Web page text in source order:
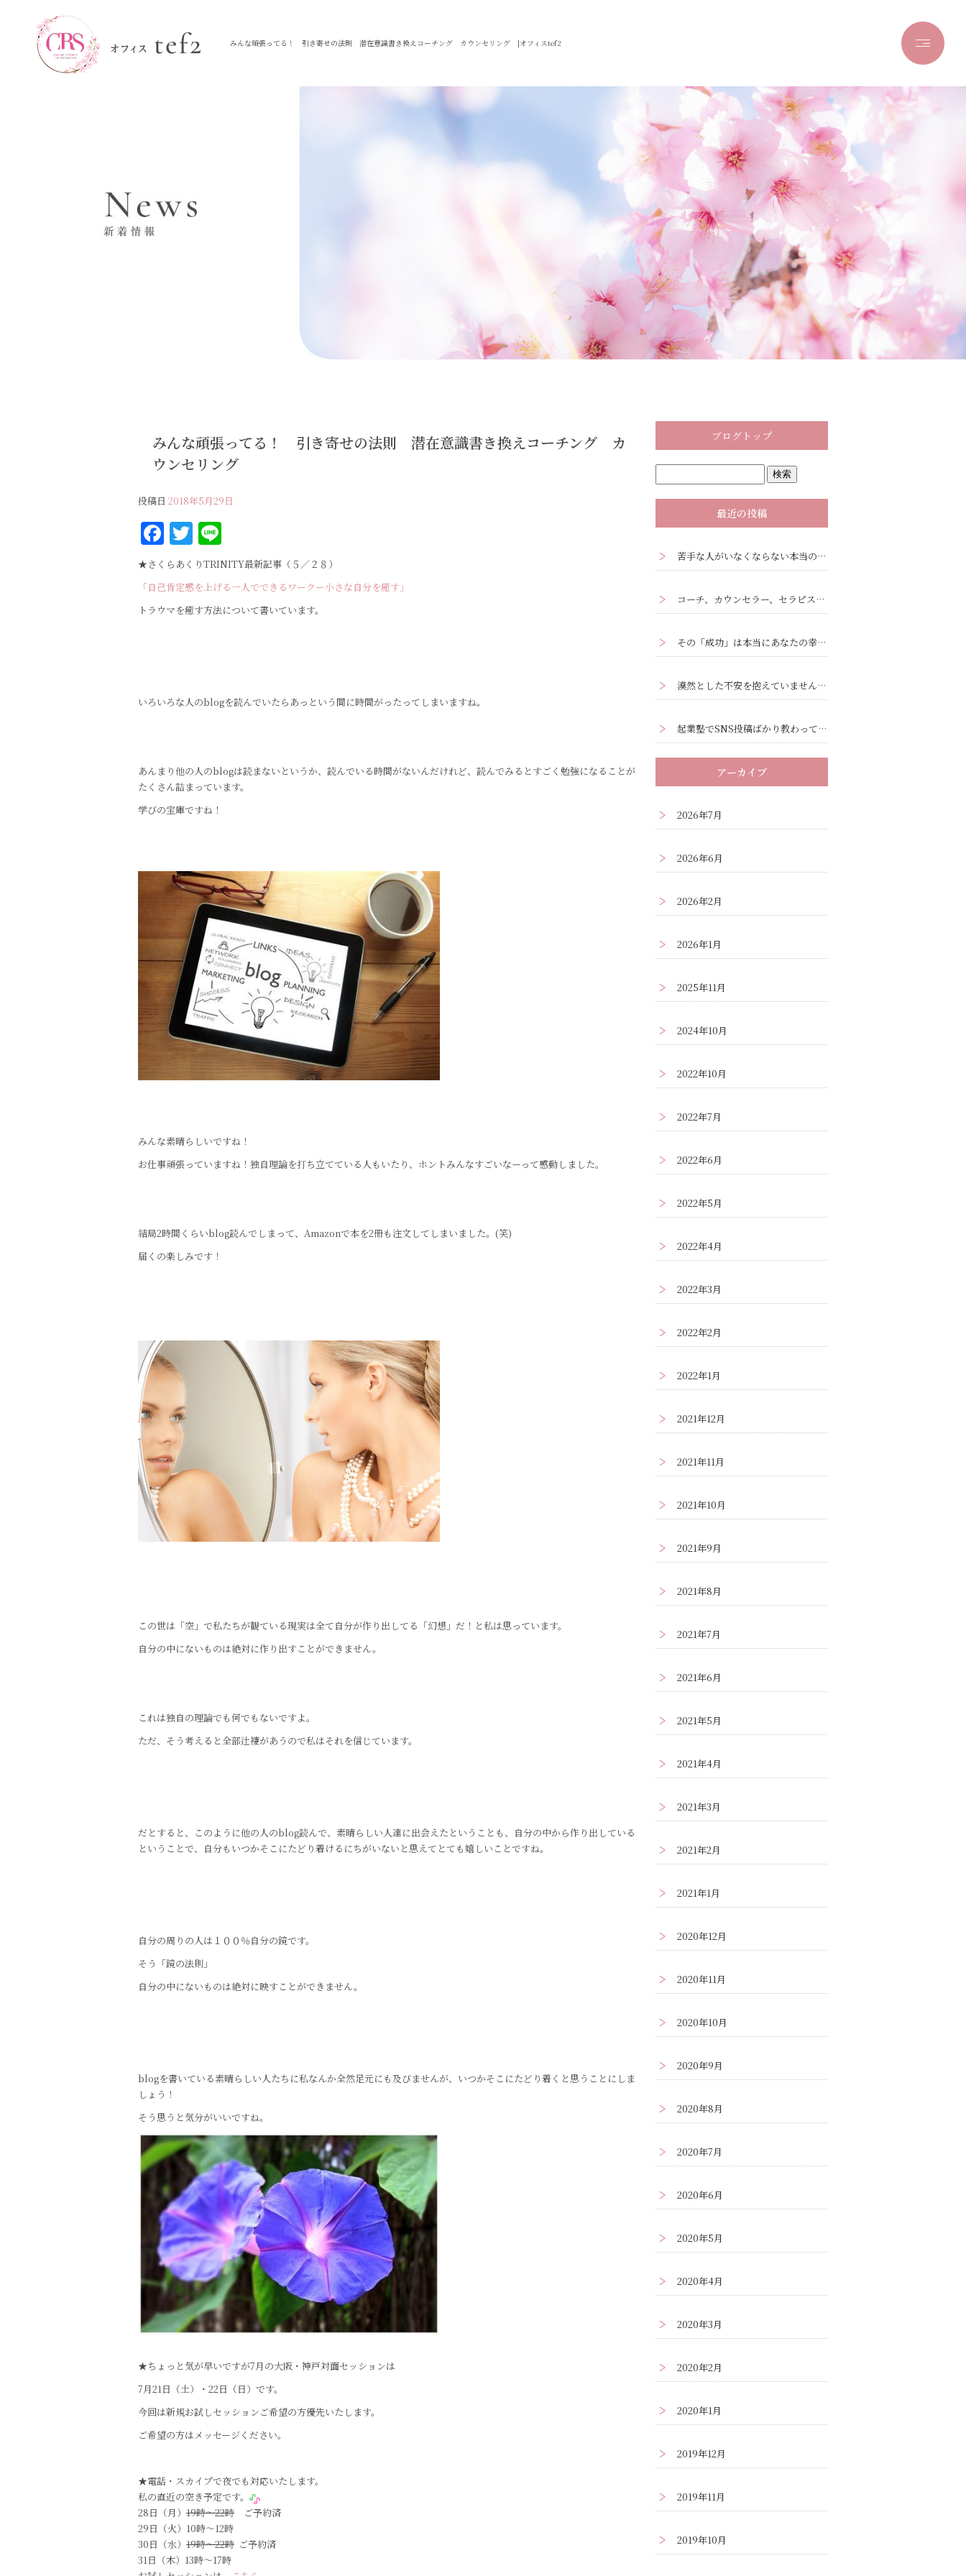
みんな頑張ってる！ 引き寄せの法則 潜在意識書き換えコーチング カウンセリング |オフィスtef2
みんな頑張ってる！ 引き寄せの法則 潜在意識書き換えコーチング カ
ウンセリング
投稿日 2018年5月29日
F
a
c
e
k
T
w
it
te
r
n
e
★さくらあくりTRINITY最新記事（５／２８）
「自己肯定感を上げる一人でできるワークー小さな自分を癒す」
トラウマを癒す方法について書いています。
いろいろな人のblogを読んでいたらあっという間に時間がったってしまいますね。
あんまり他の人のblogは読まないというか、読んでいる時間がないんだけれど、読んでみるとすごく勉強になることが
たくさん詰まっています。
学びの宝庫ですね！
みんな素晴らしいですね！
お仕事頑張っていますね！独自理論を打ち立てている人もいたり、ホントみんなすごいなーって感動しました。
結局2時間くらいblog読んでしまって、Amazonで本を2冊も注文してしまいました。(笑)
届くの楽しみです！
この世は「空」で私たちが観ている現実は全て自分が作り出してる「幻想」だ！と私は思っています。
自分の中にないものは絶対に作り出すことができません。
これは独自の理論でも何でもないですよ。
ただ、そう考えると全部辻褄があうので私はそれを信じています。
だとすると、このように他の人のblog読んで、素晴らしい人達に出会えたということも、自分の中から作り出している
ということで、自分もいつかそこにたどり着けるにちがいないと思えてとても嬉しいことですね。
自分の周りの人は１００％自分の鏡です。
そう「鏡の法則」
自分の中にないものは絶対に映すことができません。
blogを書いている素晴らしい人たちに私なんか全然足元にも及びませんが、いつかそこにたどり着くと思うことにしま
しょう！
そう思うと気分がいいですね。
★ちょっと気が早いですが7月の大阪・神戸対面セッションは
7月21日（土）・22日（日）です。
今回は新規お試しセッションご希望の方優先いたします。
ご希望の方はメッセージください。
★電話・スカイプで夜でも対応いたします。
私の直近の空き予定です。
28日（月） 19時～22時 ご予約済
29日（火）10時～12時
30日（水） 19時～22時 ご予約済
31日（木）13時～17時
ブログトップ
最近の投稿
苦手な人がいなくならない本当の理由｜心理学の『投影』と『転移』ー人間関係克服ワークあり
コーチ、カウンセラー、セラピストがクライアントに観るべき3つの視点
その「成功」は本当にあなたの幸せですか？ーあなたの「成功」を疑ってみる
漠然とした不安を抱えていませんか？ー漠然とした不安の正体と解消法
起業塾でSNS投稿ばかり教わって疲弊していませんか？集客の本質はそこではありません
アーカイブ
2026年7月
2026年6月
2026年2月
2026年1月
2025年11月
2024年10月
2022年10月
2022年7月
2022年6月
2022年5月
2022年4月
2022年3月
2022年2月
2022年1月
2021年12月
2021年11月
2021年10月
2021年9月
2021年8月
2021年7月
2021年6月
2021年5月
2021年4月
2021年3月
2021年2月
2021年1月
2020年12月
2020年11月
2020年10月
2020年9月
2020年8月
2020年7月
2020年6月
2020年5月
2020年4月
2020年3月
2020年2月
2020年1月
2019年12月
2019年11月
2019年10月